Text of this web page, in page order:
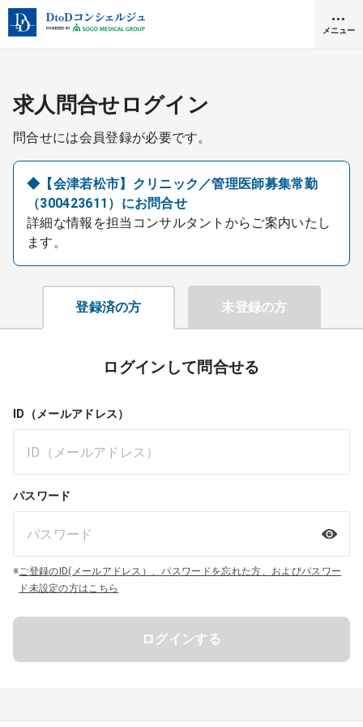
メニュー
クリニック開業
DtoDとは
お問合せ
医院の譲渡・売却をお考えの方
採用をお考えの医療機関の方
求人問合せログイン
問合せには会員登録が必要です。
◆【会津若松市】クリニック／管理医師募集常勤
（300423611）にお問合せ
詳細な情報を担当コンサルタントからご案内いたし
ます。
登録済の方 未登録の方
ログインして問合せる
ID（メールアドレス）
パスワード
※ご登録のID(メールアドレス）、パスワードを忘れた方、およびパスワー
ド未設定の方はこちら
ログインする